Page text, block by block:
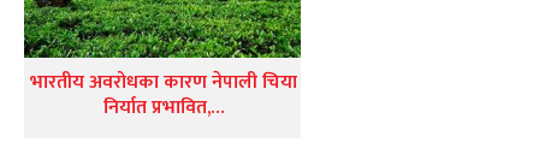
भारतीय अवरोधका कारण नेपाली चिया
निर्यात प्रभावित,…